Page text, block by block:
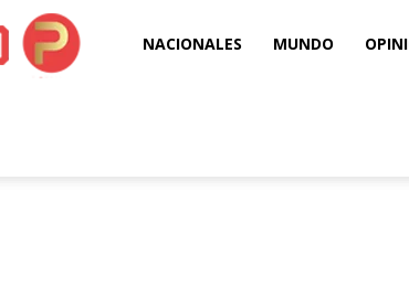
Puro NACIONALES MUNDO